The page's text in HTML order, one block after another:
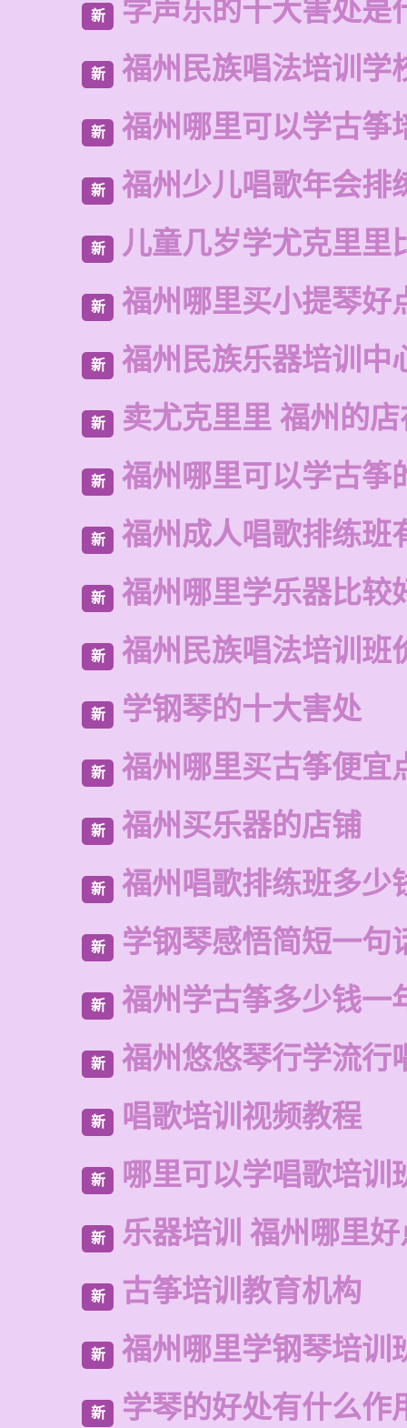
新 学声乐的十大害处是
新 福州民族唱法培训学
新 福州哪里可以学古筝
新 福州少儿唱歌年会排
新 儿童几岁学尤克里里
新 福州哪里买小提琴好
新 福州民族乐器培训中
新 卖尤克里里 福州的
新 福州哪里可以学古筝
新 福州成人唱歌排练班
新 福州哪里学乐器比较
新 福州民族唱法培训班
新 学钢琴的十大害处
新 福州哪里买古筝便宜
新 福州买乐器的店铺
新 福州唱歌排练班多少
新 学钢琴感悟简短一句
新 福州学古筝多少钱一
新 福州悠悠琴行学流行
新 唱歌培训视频教程
新 哪里可以学唱歌培训
新 乐器培训 福州哪里
新 古筝培训教育机构
新 福州哪里学钢琴培训
新 学琴的好处有什么作